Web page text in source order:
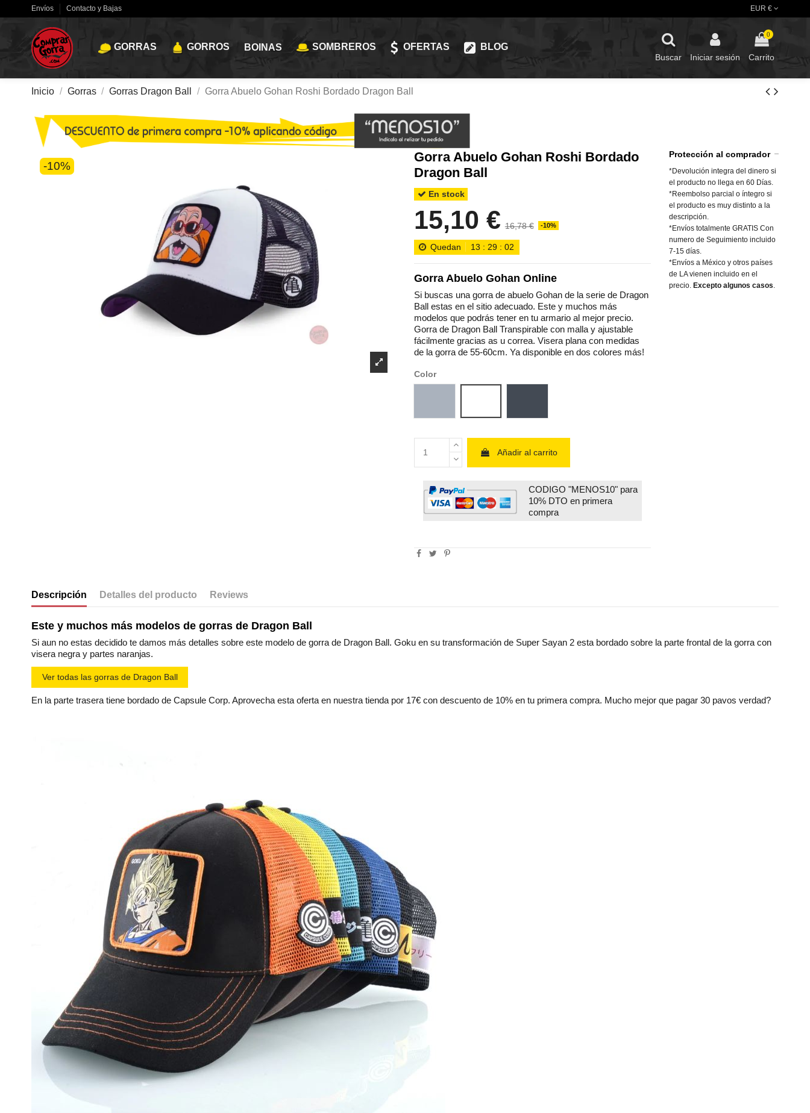
Envíos Contacto y Bajas EUR €
GORRAS GORROS BOINAS SOMBREROS OFERTAS BLOG
Buscar Iniciar sesión
0
Carrito
Inicio Gorras Gorras Dragon Ball Gorra Abuelo Gohan Roshi Bordado Dragon Ball
-10%
Gorra Abuelo Gohan Roshi Bordado
Dragon Ball
En stock
15,10 € 16,78 € -10%
Quedan 13 : 29 :00
Gorra Abuelo Gohan Online
Si buscas una gorra de abuelo Gohan de la serie de Dragon
Ball estas en el sitio adecuado. Este y muchos más
modelos que podrás tener en tu armario al mejor precio.
Gorra de Dragon Ball Transpirable con malla y ajustable
fácilmente gracias as u correa. Visera plana con medidas
de la gorra de 55-60cm. Ya disponible en dos colores más!
Color
Añadir al carrito
CODIGO "MENOS10" para
10% DTO en primera
compra
Protección al comprador
*Devolución integra del dinero si
el producto no llega en 60 Días.
*Reembolso parcial o íntegro si
el producto es muy distinto a la
descripción.
*Envíos totalmente GRATIS Con
numero de Seguimiento incluido
7-15 días.
*Envíos a México y otros países
de LA vienen incluido en el
precio.Excepto algunos casos
Descripción Detalles del producto Reviews
Este y muchos más modelos de gorras de Dragon Ball
Si aun no estas decidido te damos más detalles sobre este modelo de gorra de Dragon Ball. Goku en su transformación de Super Sayan 2 esta bordado sobre la parte frontal de la gorra con
visera negra y partes naranjas.
Ver todas las gorras de Dragon Ball
En la parte trasera tiene bordado de Capsule Corp. Aprovecha esta oferta en nuestra tienda por 17€ con descuento de 10% en tu primera compra. Mucho mejor que pagar 30 pavos verdad?